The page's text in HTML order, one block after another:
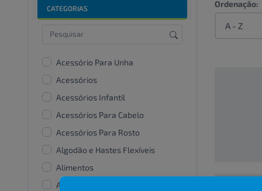
CATEGORIAS
Acessório Para Unha
Acessórios
Acessórios Infantil
Acessórios Para Cabelo
Acessórios Para Rosto
Algodão e Hastes Flexíveis
Alimentos
Alisantes
Ordenação: